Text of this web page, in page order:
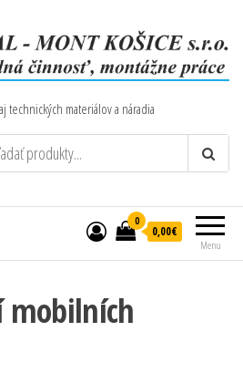
technických materiálov a náradia
Menu
0
0,00€
mobilních